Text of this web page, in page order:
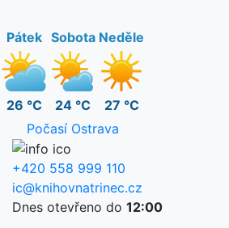
Pátek
26 °C
Sobota
24 °C
Neděle
27 °C
Počasí Ostrava
+420 558 999 110
ic@knihovnatrinec.cz
Dnes otevřeno do 12:00